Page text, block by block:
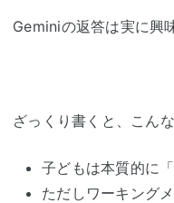
Geminiの返答は実に興
ざっくり書くと、こんな
子どもは本質的に
ただしワーキング